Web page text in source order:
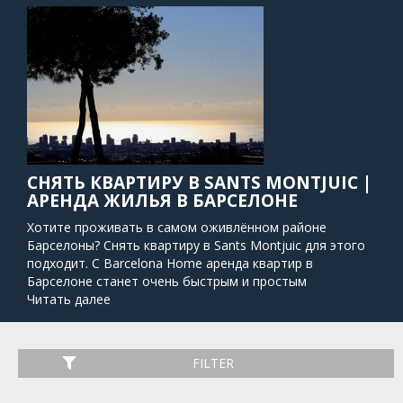
СНЯТЬ КВАРТИРУ В SANTS MONTJUIC |
АРЕНДА ЖИЛЬЯ В БАРСЕЛОНЕ
Хотите проживать в самом оживлённом районе
Барселоны? Снять квартиру в Sants Montjuic для этого
подходит. С Barcelona Home аренда квартир в
Барселоне станет очень быстрым и простым
процессом.
место, которое днем ​​служит огромным парком, а
ночью - детской площадкой. Это настоящий центр
Читать далее
FILTER